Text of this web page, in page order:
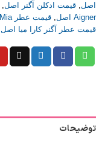
اصل, قیمت ادکلن آگنر اصل,
Aigner اصل
, قیمت عطر aigner Cara Mia اصل
قیمت عطر آگنر کارا میا اصل
توضیحات